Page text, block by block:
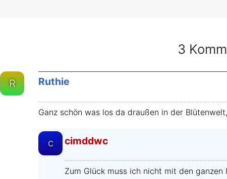
3
R Ruthie
Ganz schön was los da draußen in der
c cimddwc
Zum Glück muss ich nicht mit den ganzen